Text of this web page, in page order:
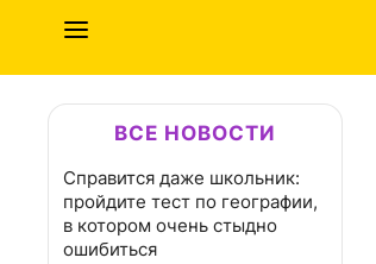
ВСЕ НОВОСТИ
Справится даже школьник:
пройдите тест по географии,
в котором очень стыдно
ошибиться